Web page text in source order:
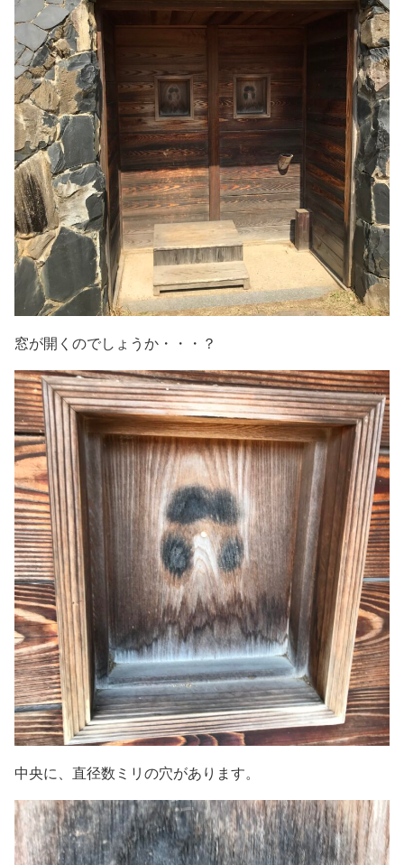
窓が開くのでしょうか・・・？
中央に、直径数ミリの穴があります。